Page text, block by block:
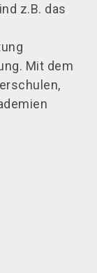
z.B. das
Mit dem